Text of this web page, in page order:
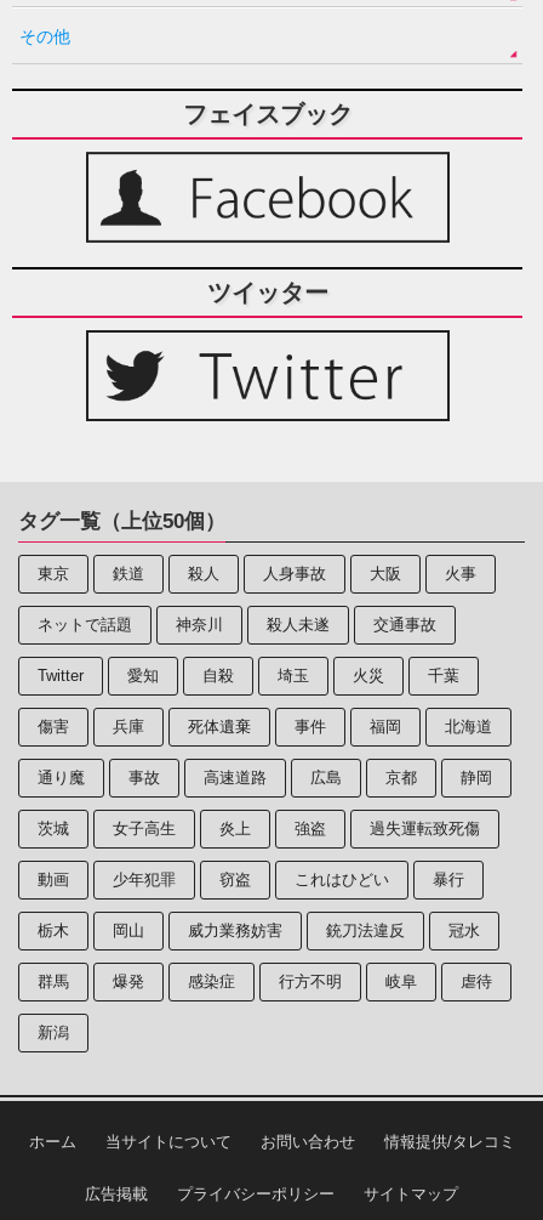
その他
フェイスブック
ツイッター
タグ一覧（上位50個）
東京 鉄道 殺人 人身事故 大阪 火事
ネットで話題 神奈川 殺人未遂 交通事故
Twitter 愛知 自殺 埼玉 火災 千葉
傷害 兵庫 死体遺棄 事件 福岡 北海道
通り魔 事故 高速道路 広島 京都 静岡
茨城 女子高生 炎上 強盗 過失運転致死傷
動画 少年犯罪 窃盗 これはひどい 暴行
栃木 岡山 威力業務妨害 銃刀法違反 冠水
群馬 爆発 感染症 行方不明 岐阜 虐待
新潟
ホーム 当サイトについて お問い合わせ 情報提供/タレコミ
広告掲載 プライバシーポリシー サイトマップ